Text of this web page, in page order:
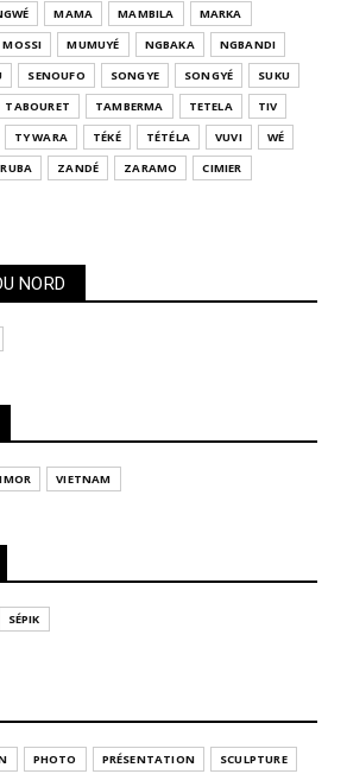
MAMA MAMBILA
MARKA
MOSSI MUMUYÉ NGBAKA
NGBANDI
SENOUFO SONGYE SONGYÉ
SUKU
TABOURET TAMBERMA TETELA
TIV
TY WARA TÉKÉ TÉTÉLA VUVI
WÉ
ZANDÉ ZARAMO
CIMIER
NORD
VIETNAM
SÉPIK
PHOTO PRÉSENTATION
SCULPTURE